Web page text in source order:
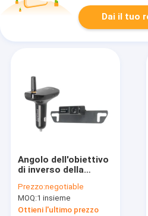
Dai il tuo
Angolo dell'obiettivo
di inverso della
984ft DVR 120 gradi
Prezzo:negotiable
MOQ:1 insieme
Ottieni l'ultimo prezzo